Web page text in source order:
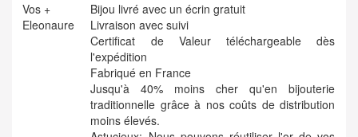
Vos +
Eleonaure
Bijou livré avec un écrin gratuit
Livraison avec suivi
Certificat de Valeur téléchargeable dès
l'expédition
Fabriqué en France
Jusqu'à 40% moins cher qu'en bijouterie
traditionnelle grâce à nos coûts de distribution
moins élevés.